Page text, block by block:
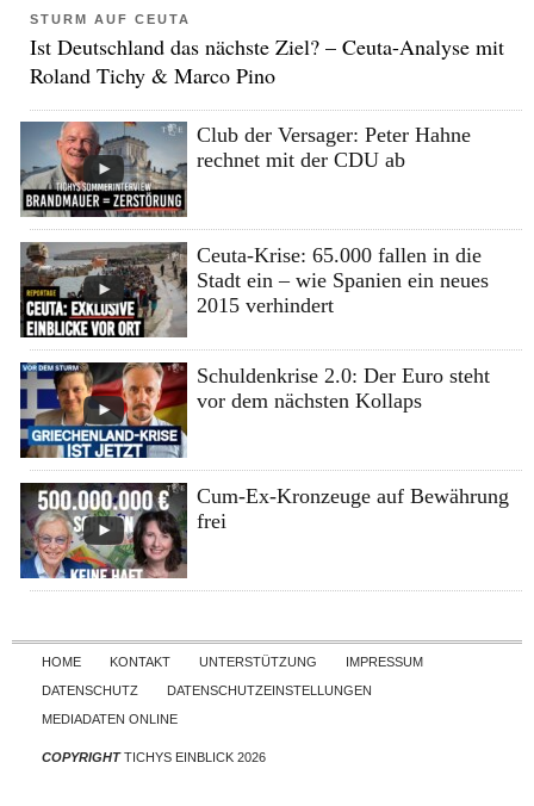
STURM AUF CEUTA
Ist Deutschland das nächste Ziel? – Ceuta-Analyse mit
Roland Tichy & Marco Pino
Club der Versager: Peter Hahne
rechnet mit der CDU ab
Ceuta-Krise: 65.000 fallen in die
Stadt ein – wie Spanien ein neues
2015 verhindert
Schuldenkrise 2.0: Der Euro steht
vor dem nächsten Kollaps
Cum-Ex-Kronzeuge auf Bewährung
frei
Skip to content
HOME KONTAKT UNTERSTÜTZUNG
IMPRESSUM
DATENSCHUTZ
DATENSCHUTZEINSTELLUNGEN
MEDIADATEN ONLINE
COPYRIGHTTICHYS EINBLICK 2026